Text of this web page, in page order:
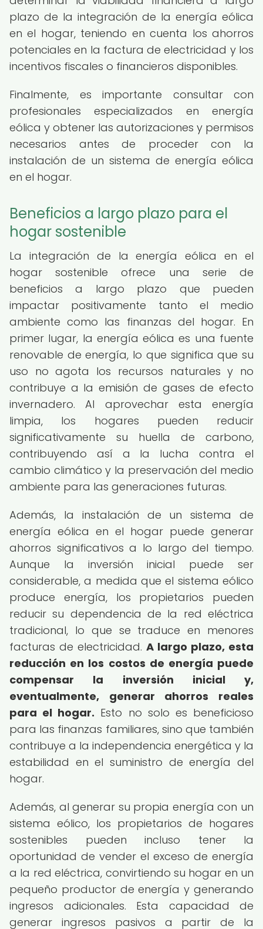
plazo de la integración de la energía eólica
en el hogar, teniendo en cuenta los ahorros
potenciales en la factura de electricidad y los
incentivos fiscales o financieros disponibles.
Finalmente, es importante consultar con
profesionales especializados en energía
eólica y obtener las autorizaciones y permisos
necesarios antes de proceder con la
instalación de un sistema de energía eólica
en el hogar.
Beneficios a largo plazo para el
hogar sostenible
La integración de la energía eólica en el
hogar sostenible ofrece una serie de
beneficios a largo plazo que pueden
impactar positivamente tanto el medio
ambiente como las finanzas del hogar. En
primer lugar, la energía eólica es una fuente
renovable de energía, lo que significa que su
uso no agota los recursos naturales y no
contribuye a la emisión de gases de efecto
invernadero. Al aprovechar esta energía
limpia, los hogares pueden reducir
significativamente su huella de carbono,
contribuyendo así a la lucha contra el
cambio climático y la preservación del medio
ambiente para las generaciones futuras.
Además, la instalación de un sistema de
energía eólica en el hogar puede generar
ahorros significativos a lo largo del tiempo.
Aunque la inversión inicial puede ser
considerable, a medida que el sistema eólico
produce energía, los propietarios pueden
reducir su dependencia de la red eléctrica
tradicional, lo que se traduce en menores
facturas de electricidad. A largo plazo, esta
reducción en los costos de energía puede
compensar la inversión inicial y,
eventualmente, generar ahorros reales
para el hogar. Esto no solo es beneficioso
para las finanzas familiares, sino que también
contribuye a la independencia energética y la
estabilidad en el suministro de energía del
hogar.
Además, al generar su propia energía con un
sistema eólico, los propietarios de hogares
sostenibles pueden incluso tener la
oportunidad de vender el exceso de energía
a la red eléctrica, convirtiendo su hogar en un
pequeño productor de energía y generando
ingresos adicionales. Esta capacidad de
generar ingresos pasivos a partir de la